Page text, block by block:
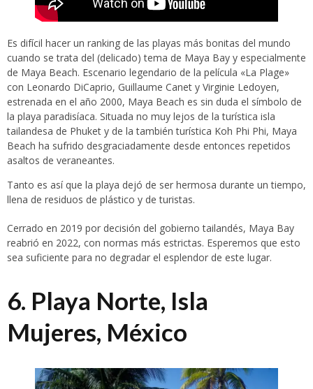
Es difícil hacer un ranking de las playas más bonitas del mundo
cuando se trata del (delicado) tema de Maya Bay y especialmente
de Maya Beach. Escenario legendario de la película «La Plage»
con Leonardo DiCaprio, Guillaume Canet y Virginie Ledoyen,
estrenada en el año 2000, Maya Beach es sin duda el símbolo de
la playa paradisíaca. Situada no muy lejos de la turística isla
tailandesa de Phuket y de la también turística Koh Phi Phi, Maya
Beach ha sufrido desgraciadamente desde entonces repetidos
asaltos de veraneantes.
Tanto es así que la playa dejó de ser hermosa durante un tiempo,
llena de residuos de plástico y de turistas.
Cerrado en 2019 por decisión del gobierno tailandés, Maya Bay
reabrió en 2022, con normas más estrictas. Esperemos que esto
sea suficiente para no degradar el esplendor de este lugar.
6. Playa Norte, Isla
Mujeres, México